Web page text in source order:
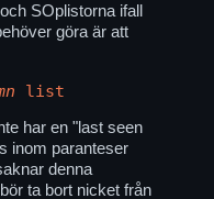
SOplistorna ifall
göra är att
list
har en "last seen
inom paranteser
denna
ta bort nicket från